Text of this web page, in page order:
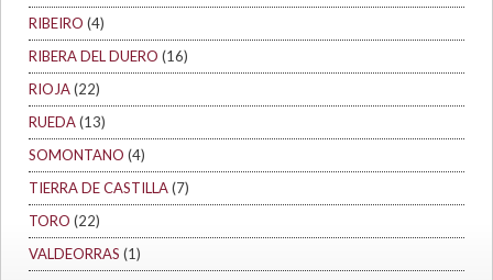
RIBEIRO (4)
RIBERA DEL DUERO (16)
RIOJA(22)
RUEDA(13)
SOMONTANO (4)
TIERRA DE CASTILLA(7)
TORO (22)
VALDEORRAS (1)